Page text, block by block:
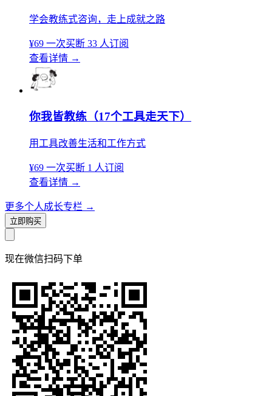
学会教练式咨询，走上成就之路
¥69 一次买断 33 人订阅
查看详情 →
你我皆教练（17个工具走天下）
用工具改善生活和工作方式
¥69 一次买断 1 人订阅
查看详情 →
更多个人成长专栏 →
立即购买
现在微信扫码下单